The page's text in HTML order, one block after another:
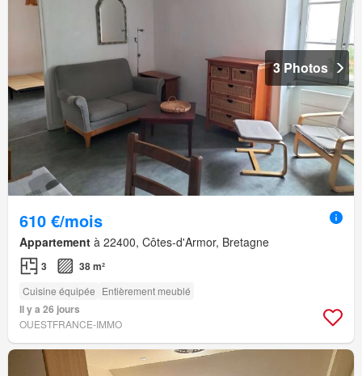
3 Photos
610 €/mois
Appartement à 22400, Côtes-d'Armor, Bretagne
3 38 m²
Cuisine équipée Entièrement meublé
Il y a 26 jours
OUESTFRANCE-IMMO